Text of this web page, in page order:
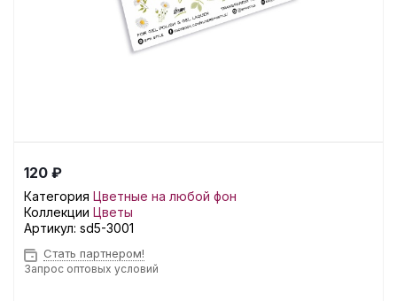
120 ₽
Категория Цветные на любой фон
Коллекции Цветы
Артикул: sd5-3001
Стать партнером!
Запрос оптовых условий